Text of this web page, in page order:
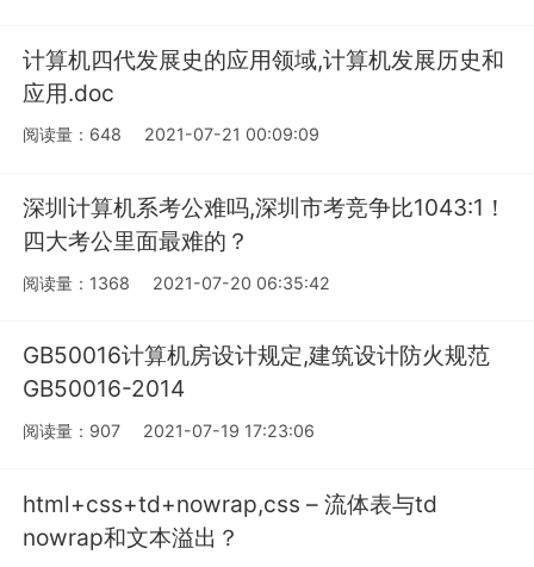
计算机四代发展史的应用领域,计算机发展历史和
应用.doc
阅读量：648 2021-07-21 00:09:09
深圳计算机系考公难吗,深圳市考竞争比1043:1！
四大考公里面最难的？
阅读量：1368 2021-07-20 06:35:42
GB50016计算机房设计规定,建筑设计防火规范
GB50016-2014
阅读量：907 2021-07-19 17:23:06
html+css+td+nowrap,css – 流体表与td
nowrap和文本溢出？